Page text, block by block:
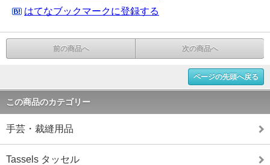
はてなブックマークに登録する
前の商品へ 次の商品へ
ページの先頭へ戻る
この商品のカテゴリー
手芸・裁縫用品
Tassels タッセル